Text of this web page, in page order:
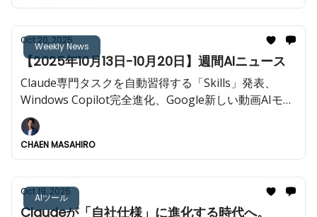
Weekly News
Oct 20, 2025
【2025年10月13日-10月20日】週間AIニュース
Claude専門タスクを自動習得する「Skills」発表、
Windows Copilot完全進化、Google新しい動画AIモデ
ル「Veo3.1」公開を発表など今週も重大AIニュースが
多数!!️
CHAEN MASAHIRO
AIツール
Oct 19, 2025
Claudeが「自社仕様」に進化する時代へ。